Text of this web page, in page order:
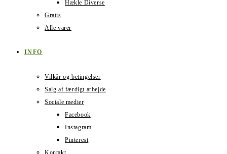
Hækle Diverse
Gratis
Alle varer
INFO
Vilkår og betingelser
Salg af færdigt arbejde
Sociale medier
Facebook
Instagram
Pinterest
Kontakt